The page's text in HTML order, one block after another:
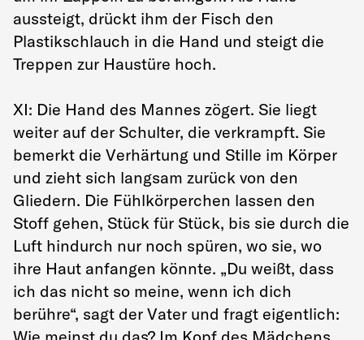
aussteigt, drückt ihm der Fisch den
Plastikschlauch in die Hand und steigt die
Treppen zur Haustüre hoch.
XI: Die Hand des Mannes zögert. Sie liegt
weiter auf der Schulter, die verkrampft. Sie
bemerkt die Verhärtung und Stille im Körper
und zieht sich langsam zurück von den
Gliedern. Die Fühlkörperchen lassen den
Stoff gehen, Stück für Stück, bis sie durch die
Luft hindurch nur noch spüren, wo sie, wo
ihre Haut anfangen könnte. „Du weißt, dass
ich das nicht so meine, wenn ich dich
berühre“, sagt der Vater und fragt eigentlich: